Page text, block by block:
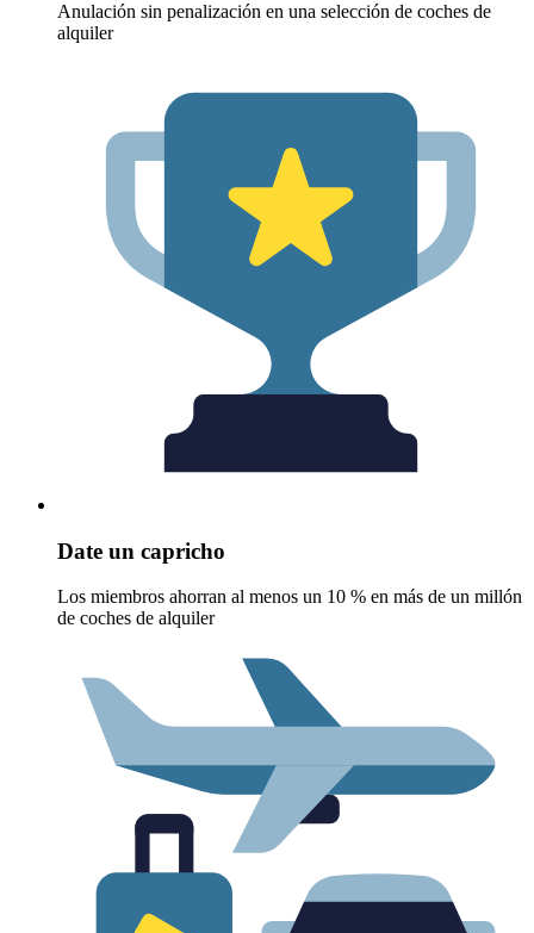
Anulación sin penalización en una selección de coches de
alquiler
Date un capricho
Los miembros ahorran al menos un 10 % en más de un millón
de coches de alquiler